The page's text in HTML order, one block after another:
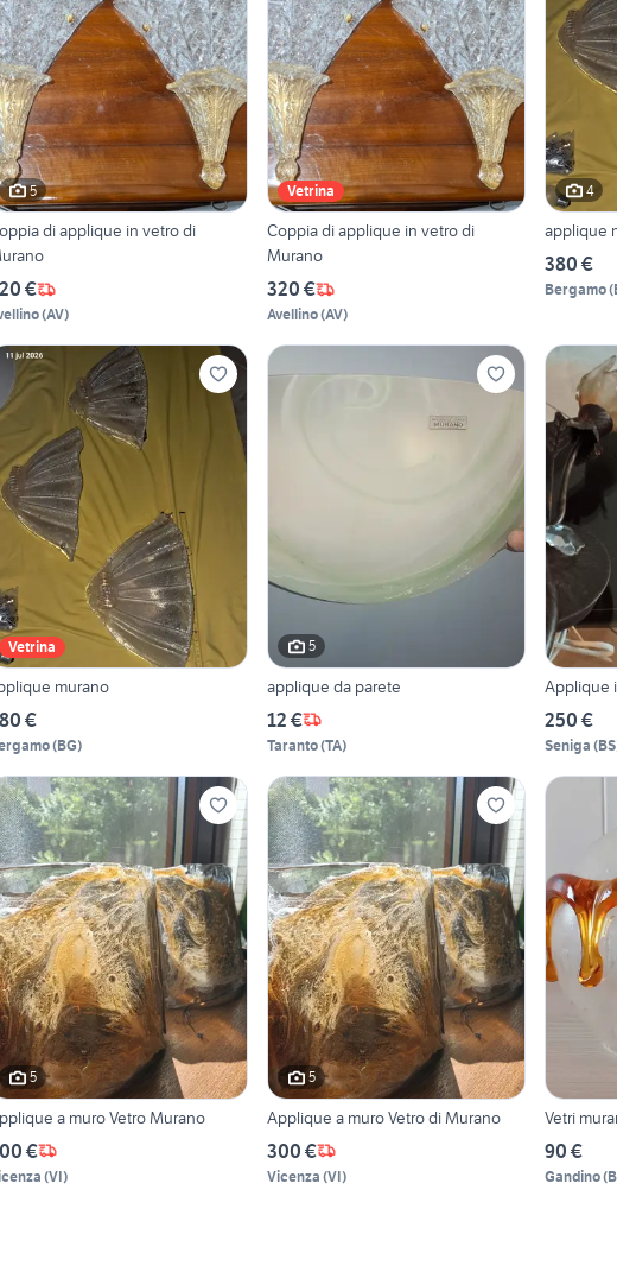
5
di applique in vetro di
€
(AV)
Vetrina
Coppia di applique in vetro di
Murano
320 €
Avellino(AV)
4
applique
380 €
Bergamo(
Vetrina
murano
€
(BG)
5
applique da parete
12 €
Taranto(TA)
Applique
250 €
Seniga (BS
5
a muro Vetro Murano
€
(VI)
5
Applique a muro Vetro di Murano
300 €
Vicenza (VI)
Vetri
90 €
Gandino(